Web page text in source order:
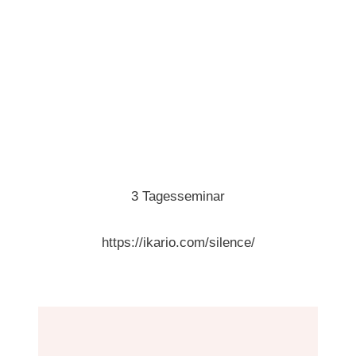
3 Tagesseminar
https://ikario.com/silence/